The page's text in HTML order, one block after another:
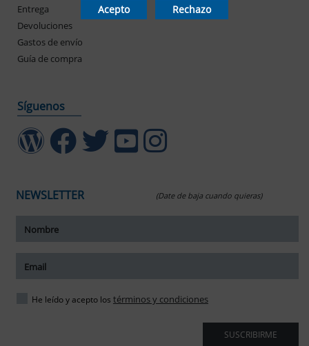
Entrega
Devoluciones
Gastos de envío
Guía de compra
Síguenos
NEWSLETTER (Date de baja cuando quieras)
He leído y acepto los términos y condiciones
SUSCRIBIRME
Acepto Rechazo
tamaño del texto
del texto
espaciado del texto